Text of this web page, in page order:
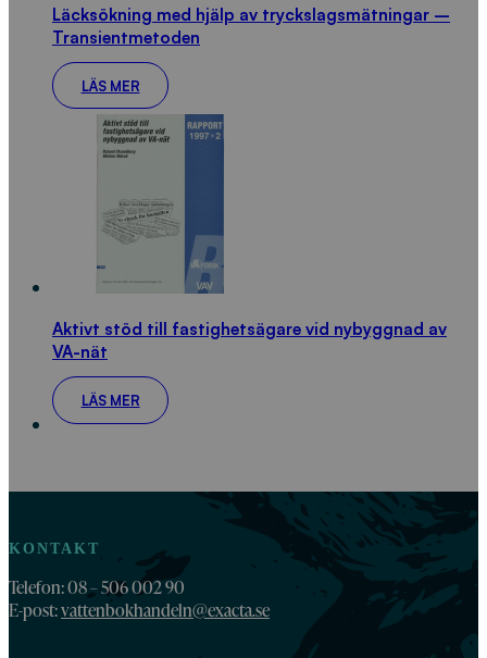
Läcksökning med hjälp av tryckslagsmätningar –
Transientmetoden
LÄS MER
Aktivt stöd till fastighetsägare vid nybyggnad av
VA-nät
LÄS MER
KONTAKT
Telefon: 08 – 506 002 90
E-post:vattenbokhandeln@exacta.se